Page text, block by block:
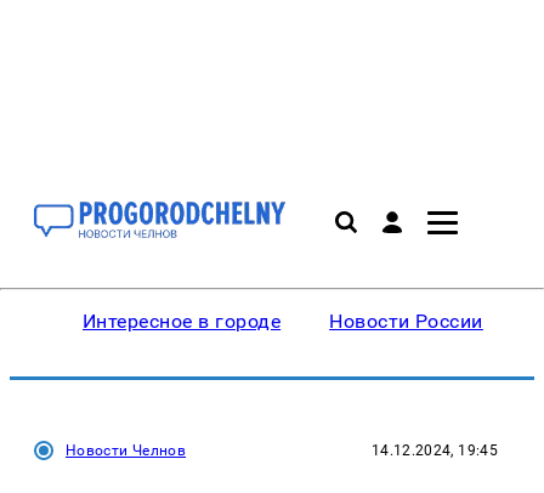
Интересное в городе Новости России
Новости Челнов 14.12.2024, 19:45